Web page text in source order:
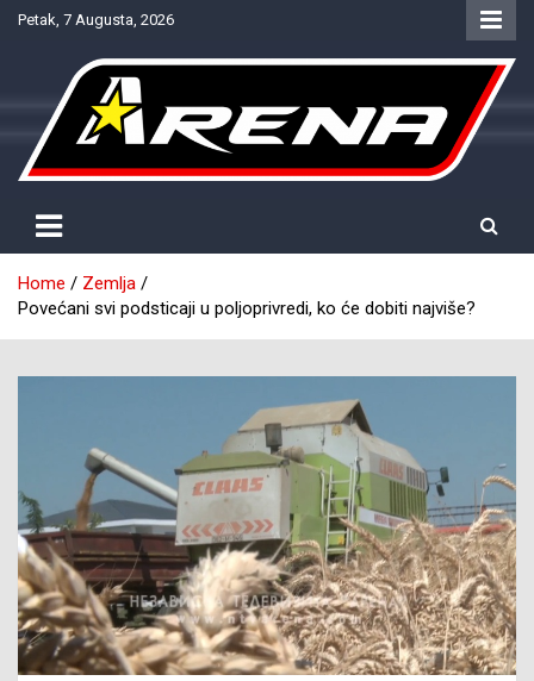
SkipPetak, 7 Augusta, 2026
NTV Arena
Home
Zemlja
Povećani svi podsticaji u poljoprivredi, ko će dobiti najviše?